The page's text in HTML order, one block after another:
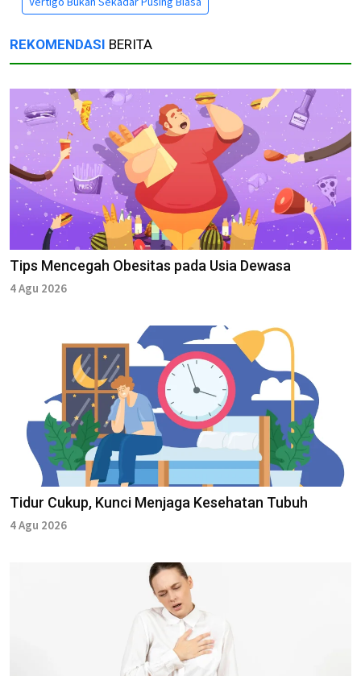
REKOMENDASI BERITA
Tips Mencegah Obesitas pada Usia Dewasa
4 Agu 2026
Tidur Cukup, Kunci Menjaga Kesehatan Tubuh
4 Agu 2026